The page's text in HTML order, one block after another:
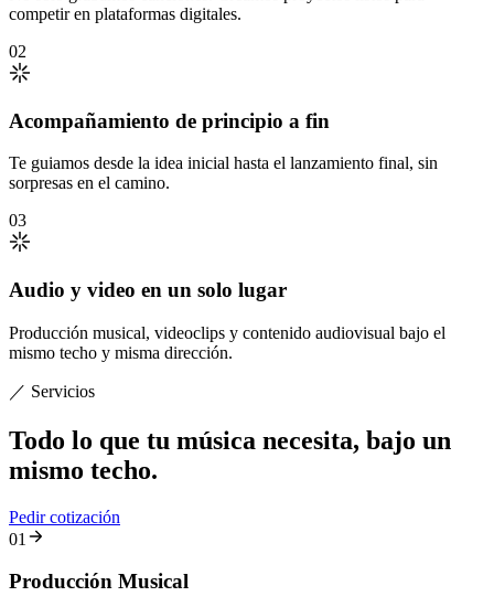
competir en plataformas digitales.
02
Acompañamiento de principio a fin
Te guiamos desde la idea inicial hasta el lanzamiento final, sin
sorpresas en el camino.
03
Audio y video en un solo lugar
Producción musical, videoclips y contenido audiovisual bajo el
mismo techo y misma dirección.
／ Servicios
Todo lo que tu música necesita, bajo un
mismo techo.
Pedir cotización
01
Producción Musical